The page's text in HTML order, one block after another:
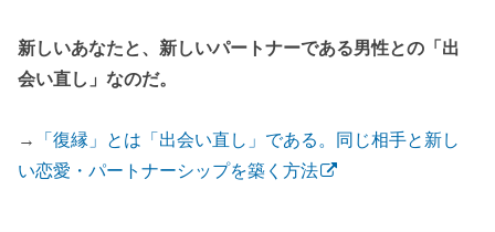
新しいあなたと、新しいパートナーである男性との「出
会い直し」なのだ。
→
「復縁」とは「出会い直し」である。同じ相手と新し
い恋愛・パートナーシップを築く方法